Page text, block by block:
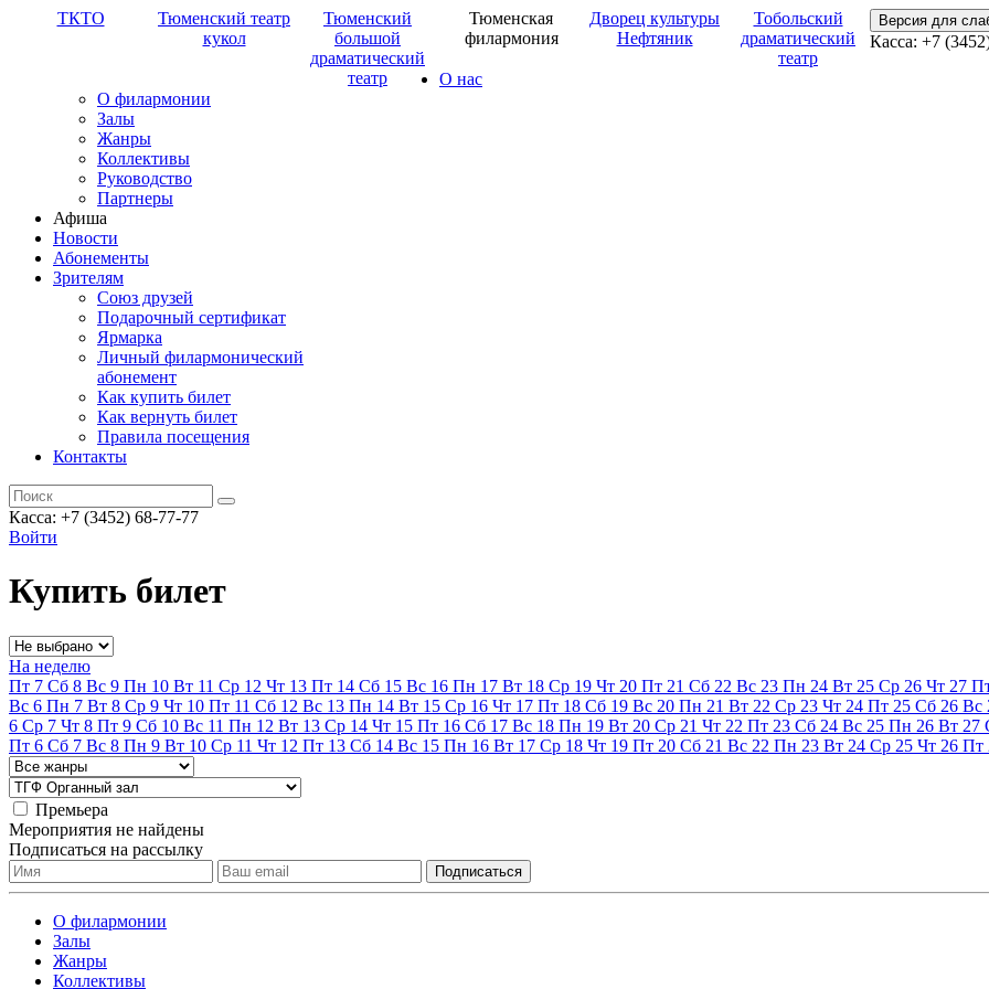
ТКТО
Тюменский театр
кукол
Тюменский
большой
драматический
театр
Тюменская
филармония
Дворец культуры
Нефтяник
Тобольский
драматический
театр
Версия для
Касса: +7
О нас
О филармонии
Залы
Жанры
Коллективы
Руководство
Партнеры
Афиша
Новости
Абонементы
Зрителям
Союз друзей
Подарочный сертификат
Ярмарка
Личный филармонический
абонемент
Как купить билет
Как вернуть билет
Правила посещения
Контакты
Касса: +7 (3452) 68-77-77
Войти
Купить билет
На неделю
Пт 7 Сб 8 Вс 9 Пн 10 Вт 11 Ср 12 Чт 13 Пт 14 Сб 15 Вс 16 Пн 17 Вт 18 Ср 19 Чт 20 Пт 21 Сб 22 Вс 23 Пн 24 Вт 25 Ср 26 Чт 27
Вс 6 Пн 7 Вт 8 Ср 9 Чт 10 Пт 11 Сб 12 Вс 13 Пн 14 Вт 15 Ср 16 Чт 17 Пт 18 Сб 19 Вс 20 Пн 21 Вт 22 Ср 23 Чт 24 Пт 25 Сб 26 Вс
6 Ср 7 Чт 8 Пт 9 Сб 10 Вс 11 Пн 12 Вт 13 Ср 14 Чт 15 Пт 16 Сб 17 Вс 18 Пн 19 Вт 20 Ср 21 Чт 22 Пт 23 Сб 24 Вс 25 Пн 26 Вт 27
Пт 6 Сб 7 Вс 8 Пн 9 Вт 10 Ср 11 Чт 12 Пт 13 Сб 14 Вс 15 Пн 16 Вт 17 Ср 18 Чт 19 Пт 20 Сб 21 Вс 22 Пн 23 Вт 24 Ср 25 Чт 26 Пт
Премьера
Мероприятия не найдены
Подписаться на рассылку
О филармонии
Залы
Жанры
Коллективы